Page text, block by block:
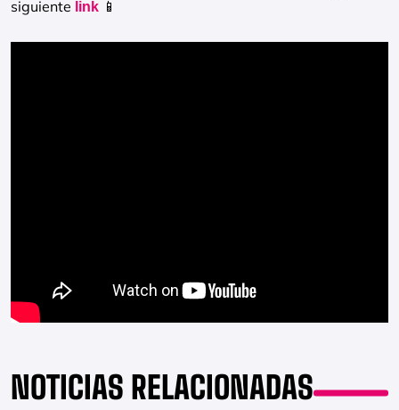
siguiente link 📱
NOTICIAS RELACIONADAS